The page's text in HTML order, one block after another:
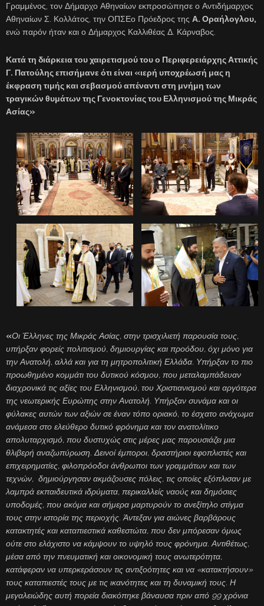
Γραμμένος, τον Δήμαρχο Αθηναίων εκπροσώπησε ο Αντιδήμαρχος
Αθηναίων Σ. Κολλάτος, την ΟΠΣΕο Πρόεδρος της Α. Οραήλογλου,
ενώ παρόν ήταν και ο Δήμαρχος Καλλιθέας Δ. Κάρναβος.
Κατά τη διάρκεια του χαιρετισμού του ο Περιφερειάρχης Αττικής
Γ. Πατούλης επισήμανε ότι είναι «ιερή υποχρέωσή μας η
έκφραση τιμής και σεβασμού απέναντι στη μνήμη των
τραγικών θυμάτων της Γενοκτονίας του Ελληνισμού της Μικράς
Ασίας»
«Οι Έλληνες της Μικράς Ασίας, στην τρισχιλιετή παρουσία τους,
υπήρξαν φορείς πολιτισμού, δημιουργίας και προόδου, όχι μόνο για
την Ανατολή, αλλά και για τη μητροπολιτική Ελλάδα. Υπήρξαν το πιο
προωθημένο κομμάτι του δυτικού κόσμου, που μεταλαμπάδευαν
διαχρονικά τις αξίες του Ελληνισμού, του Χριστιανισμού και αργότερα
της νεωτερικής Ευρώπης στην Ανατολή. Υπήρξαν συνάμα και οι
φύλακες αυτών των αξιών σε έναν τόπο οριακό, το έσχατο ανάχωμα
ανάμεσα στο ελεύθερο δυτικό φρόνημα και τον ανατολίτικο
απολυταρχισμό, που δυστυχώς στις μέρες μας παρουσιάζει μια
θλιβερή αναζωπύρωση. Δεινοί έμποροι, δραστήριοι εφοπλιστές και
επιχειρηματίες, φιλοπρόοδοι άνθρωποι των γραμμάτων και των
τεχνών, δημιούργησαν ακμάζουσες πόλεις, τις οποίες εξόπλισαν με
λαμπρά εκπαιδευτικά ιδρύματα, περικαλλείς ναούς και δημόσιες
υποδομές, που ακόμα και σήμερα μαρτυρούν το ανεξίτηλο στίγμα
τους στην ιστορία της περιοχής. Άντεξαν για αιώνες βαρβάρους
κατακτητές και καταπιεστικά καθεστώτα, που δεν μπόρεσαν όμως
ούτε στο ελάχιστο να κάμψουν το υψηλό τους φρόνημα. Αντιθέτως,
μέσα από την πνευματική και οικονομική τους ανωτερότητα,
κατάφεραν να υπερκεράσουν τις αντιξοότητες και να «κατακτήσουν»
τους καταπιεστές τους με τις ικανότητες και τη δυναμική τους. Η
μεγαλειώδης αυτή πορεία διακόπηκε βάναυσα πριν από 99 χρόνια